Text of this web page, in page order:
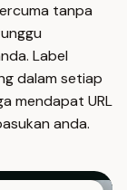
tanpa
Label
dalam setiap
mendapat URL
anda.